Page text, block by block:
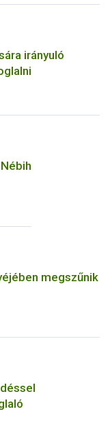
irányuló
megszűnik